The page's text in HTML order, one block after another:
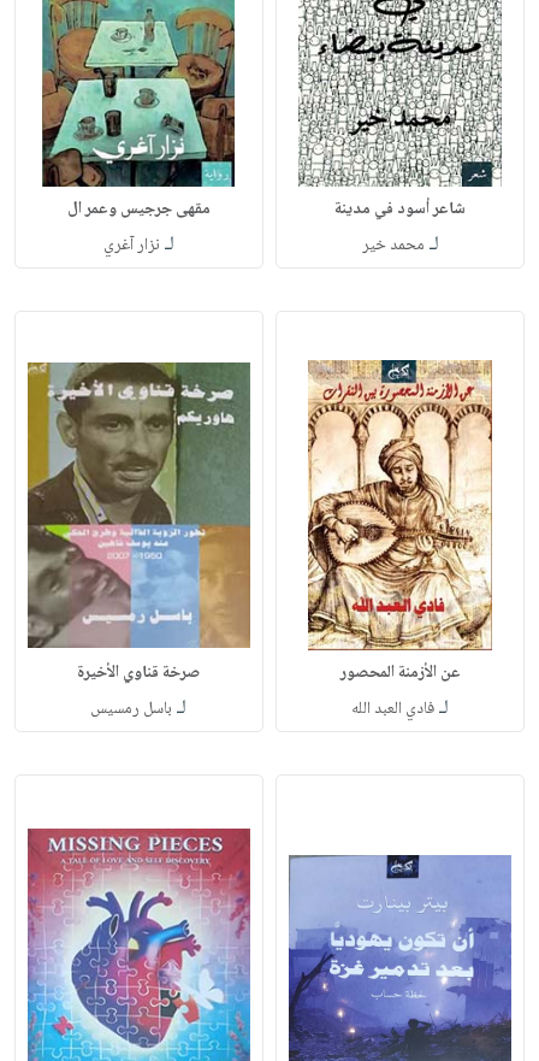
شاعر أسود في مدينة
لـ محمد خير
مقهى جرجيس وعمر ال
لـ نزار آغري
عن الأزمنة المحصور
لـفادي العبد الله
صرخة قناوي الأخيرة
لـ باسل رمسيس